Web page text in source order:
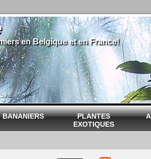
en Belgique et en France!
BANANIERS
PLANTES
EXOTIQUES